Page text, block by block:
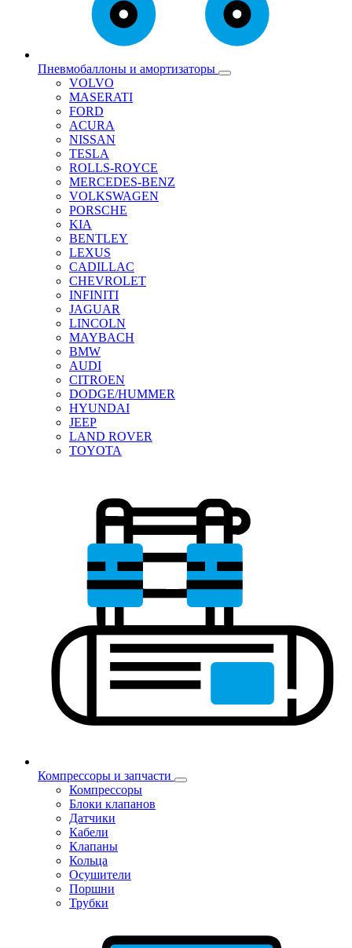
Пневмобаллоны и амортизаторы
VOLVO
MASERATI
FORD
ACURA
NISSAN
TESLA
ROLLS-ROYCE
MERCEDES-BENZ
VOLKSWAGEN
PORSCHE
KIA
BENTLEY
LEXUS
CADILLAC
CHEVROLET
INFINITI
JAGUAR
LINCOLN
MAYBACH
BMW
AUDI
CITROEN
DODGE/HUMMER
HYUNDAI
JEEP
LAND ROVER
TOYOTA
Компрессоры и запчасти
Компрессоры
Блоки клапанов
Датчики
Кабели
Клапаны
Кольца
Осушители
Поршни
Трубки